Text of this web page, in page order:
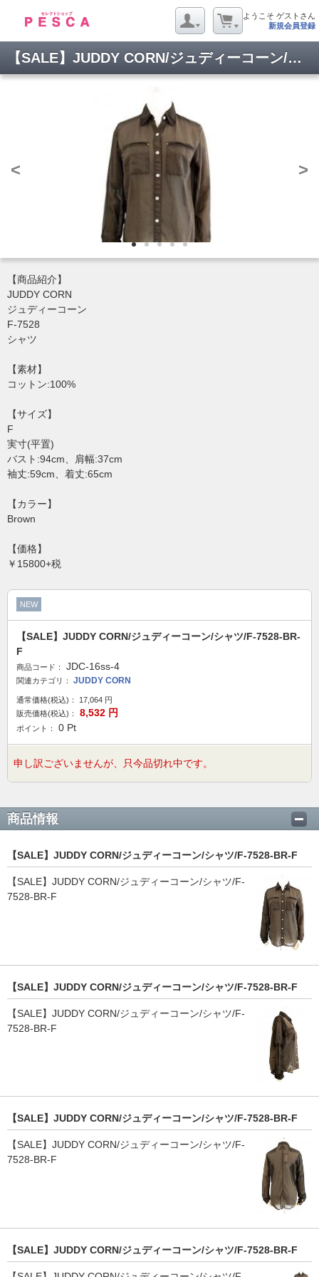
ようこそ ゲストさん
新規会員登録
【SALE】JUDDY CORN/ジュディーコーン/シャツ/F-7528-BR-F
< >
【商品紹介】
JUDDY CORN
ジュディーコーン
F-7528
シャツ
【素材】
コットン:100%
【サイズ】
F
実寸(平置)
バスト:94cm、肩幅:37cm
袖丈:59cm、着丈:65cm
【カラー】
Brown
【価格】
￥15800+税
NEW
【SALE】JUDDY CORN/ジュディーコーン/シャツ/F-7528-BR-
F
商品コード： JDC-16ss-4
関連カテゴリ： JUDDY CORN
通常価格(税込)： 17,064 円
販売価格(税込)：
8,532 円
ポイント： 0 Pt
申し訳ございませんが、只今品切れ中です。
商品情報
【SALE】JUDDY CORN/ジュディーコーン/シャツ/F-7528-BR-F
【SALE】JUDDY CORN/ジュディーコーン/シャツ/F-
7528-BR-F
【SALE】JUDDY CORN/ジュディーコーン/シャツ/F-7528-BR-F
【SALE】JUDDY CORN/ジュディーコーン/シャツ/F-
7528-BR-F
【SALE】JUDDY CORN/ジュディーコーン/シャツ/F-7528-BR-F
【SALE】JUDDY CORN/ジュディーコーン/シャツ/F-
7528-BR-F
【SALE】JUDDY CORN/ジュディーコーン/シャツ/F-7528-BR-F